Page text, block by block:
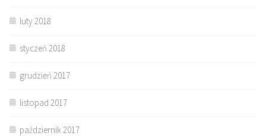
luty 2018
styczeń 2018
grudzień 2017
listopad 2017
październik 2017